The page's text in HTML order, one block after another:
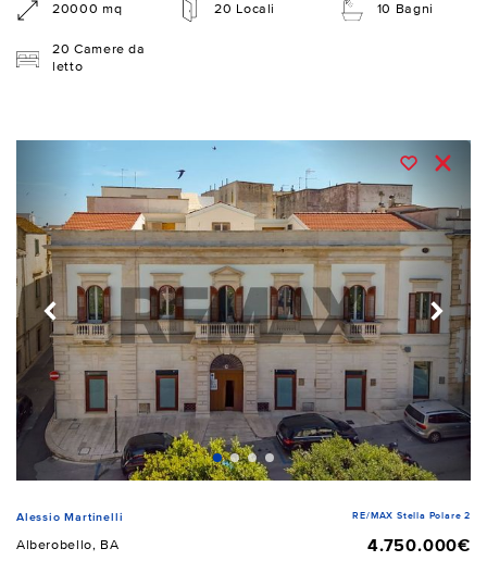
20000 mq 20 Locali 10 Bagni
20 Camere da
letto
Alessio Martinelli RE/MAX Stella Polare 2
Alberobello, BA
4.750.000€